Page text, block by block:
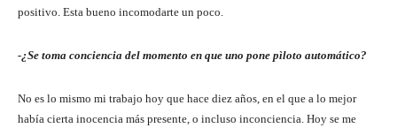
positivo. Esta bueno incomodarte un poco.
-¿Se toma conciencia del momento en que uno pone pìloto automático?
No es lo mismo mi trabajo hoy que hace diez años, en el que a lo mejor
había cierta inocencia más presente, o incluso inconciencia. Hoy se me